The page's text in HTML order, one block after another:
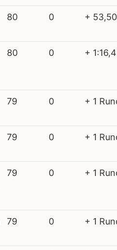
80 0 +
80 0 +
79 0 + 1
79 0 + 1
79 0 + 1
79 0 + 1